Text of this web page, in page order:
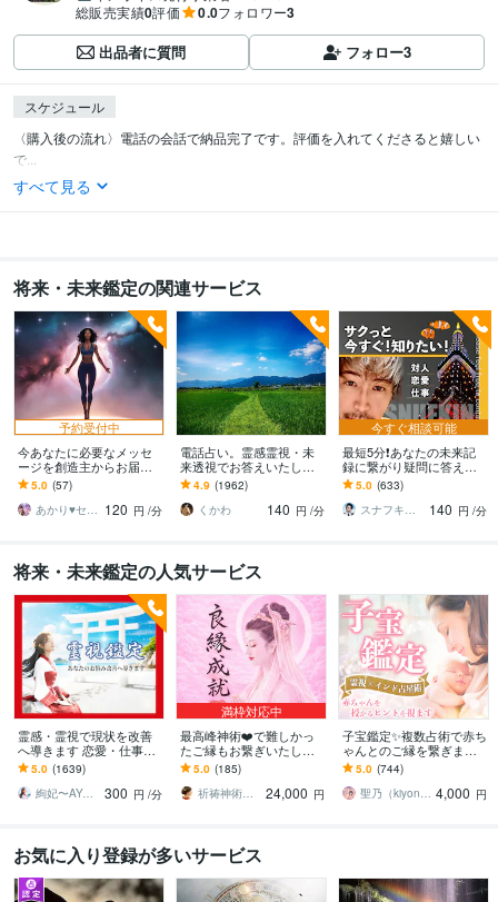
総販売実績0評価 0.0フォロワー3
出品者に質問 フォロー3
スケジュール
〈購入後の流れ〉電話の会話で納品完了です。評価を入れてくださると嬉しい
で...
すべて見る
将来・未来鑑定の関連サービス
予約受付中
今あなたに必要なメッセ
ージを創造主からお届け
します 体内リーディング
をし浄化します！高次元
からの言葉を伝えます
5.0 (57)
あかり♥セルフラブ 自分を愛するサポート 120 円 /分
電話占い。霊感霊視・未
来透視でお答えいたしま
す 生まれつきの霊感霊視
で視えたままのメッセー
ジをお伝えします。
4.9 (1962)
くかわ
140 円 /分
今すぐ相談可能
最短5分❗️あなたの未来記
録に繋がり疑問に答えま
す 対人・恋愛・仕事など⭐︎
アカシックレコード・リ
ーディング！
5.0 (633)
スナフキン♡恋愛アドバイザー＆占い師
140 円 /分
将来・未来鑑定の人気サービス
霊感・霊視で現状を改善
へ導きます 恋愛・仕事・
相手のお気持ち・未来の
兆し✴︎霊視で鑑定します
5.0 (1639)
絢妃〜AYAKI〜霊視鑑定師
300 円 /分
満枠対応中
最高峰神術❤️で難しかっ
たご縁もお繋ぎいたしま
す 【最強縁結びの最上
形】あなたの願いを具現
化させます※悪用厳禁
5.0 (185)
祈祷神術師 神羅
24,000 円
子宝鑑定✨複数占術で赤ち
ゃんとのご縁を繋ぎます
妊活・不妊でお悩みの方
へ✨子供の性別・時期・妊
娠のアドバイス
5.0 (744)
聖乃（kiyono）★子宝鑑定占い師★ 4,000 円
お気に入り登録が多いサービス